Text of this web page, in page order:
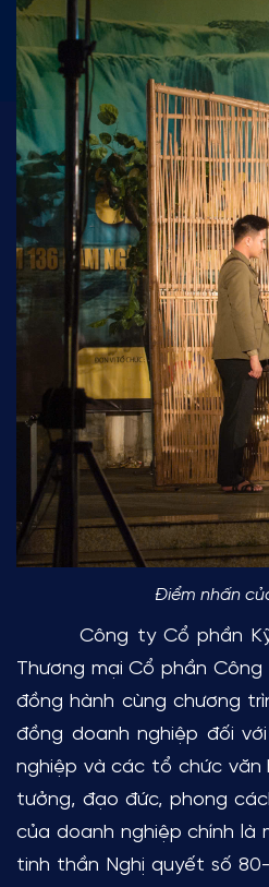
Điểm nhấn
Công ty Cổ phần Kỹ
Thương mại Cổ phần
đồng hành cùng chương
đồng doanh nghiệp đối
nghiệp và các tổ chức
tưởng, đạo đức, phong
của doanh nghiệp chính là
tinh thần Nghị quyết số